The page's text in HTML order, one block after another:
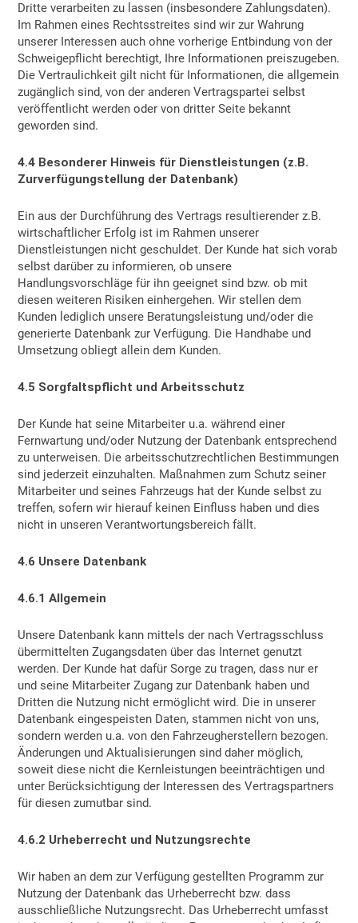
Dritte verarbeiten zu lassen (insbesondere Zahlungsdaten).
Im Rahmen eines Rechtsstreites sind wir zur Wahrung
unserer Interessen auch ohne vorherige Entbindung von der
Schweigepflicht berechtigt, Ihre Informationen preiszugeben.
Die Vertraulichkeit gilt nicht für Informationen, die allgemein
zugänglich sind, von der anderen Vertragspartei selbst
veröffentlicht werden oder von dritter Seite bekannt
geworden sind.
4.4 Besonderer Hinweis für Dienstleistungen (z.B.
Zurverfügungstellung der Datenbank)
Ein aus der Durchführung des Vertrags resultierender z.B.
wirtschaftlicher Erfolg ist im Rahmen unserer
Dienstleistungen nicht geschuldet. Der Kunde hat sich vorab
selbst darüber zu informieren, ob unsere
Handlungsvorschläge für ihn geeignet sind bzw. ob mit
diesen weiteren Risiken einhergehen. Wir stellen dem
Kunden lediglich unsere Beratungsleistung und/oder die
generierte Datenbank zur Verfügung. Die Handhabe und
Umsetzung obliegt allein dem Kunden.
4.5 Sorgfaltspflicht und Arbeitsschutz
Der Kunde hat seine Mitarbeiter u.a. während einer
Fernwartung und/oder Nutzung der Datenbank entsprechend
zu unterweisen. Die arbeitsschutzrechtlichen Bestimmungen
sind jederzeit einzuhalten. Maßnahmen zum Schutz seiner
Mitarbeiter und seines Fahrzeugs hat der Kunde selbst zu
treffen, sofern wir hierauf keinen Einfluss haben und dies
nicht in unseren Verantwortungsbereich fällt.
4.6 Unsere Datenbank
4.6.1 Allgemein
Unsere Datenbank kann mittels der nach Vertragsschluss
übermittelten Zugangsdaten über das Internet genutzt
werden. Der Kunde hat dafür Sorge zu tragen, dass nur er
und seine Mitarbeiter Zugang zur Datenbank haben und
Dritten die Nutzung nicht ermöglicht wird. Die in unserer
Datenbank eingespeisten Daten, stammen nicht von uns,
sondern werden u.a. von den Fahrzeugherstellern bezogen.
Änderungen und Aktualisierungen sind daher möglich,
soweit diese nicht die Kernleistungen beeinträchtigen und
unter Berücksichtigung der Interessen des Vertragspartners
für diesen zumutbar sind.
4.6.2 Urheberrecht und Nutzungsrechte
Wir haben an dem zur Verfügung gestellten Programm zur
Nutzung der Datenbank das Urheberrecht bzw. dass
ausschließliche Nutzungsrecht. Das Urheberrecht umfasst